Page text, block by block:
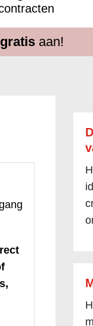
gratisaan!